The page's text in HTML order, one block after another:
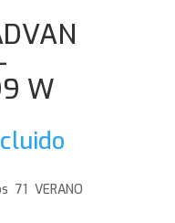
W
71 VERANO